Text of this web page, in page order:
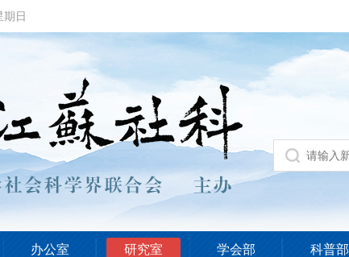
日
办公室 研究室 学会部 科普部